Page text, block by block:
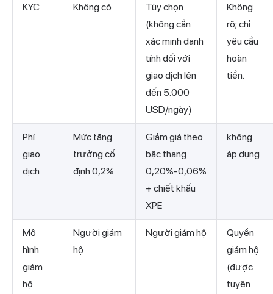
KYC Không có
Tùy chọn
(không cần
xác minh danh
tính đối với
giao dịch lên
đến 5.000
USD/ngày)
Không
rõ; chỉ
yêu cầu
hoàn
tiền.
Phí
giao
dịch
Mức tăng
trưởng cố
định 0,2%.
Giảm giá theo
bậc thang
0,20%-0,06%
+ chiết khấu
XPE
không
áp dụng
Mô
hình
giám
hộ
Người giám
hộ
Người giám hộ
Quyền
giám hộ
(được
tuyên